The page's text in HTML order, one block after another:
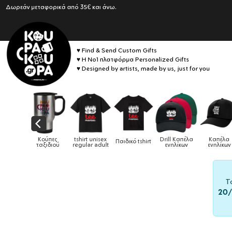
Δωρεάν μεταφορικά από 35€ και άνω.
♥ Find & Send Custom Gifts
♥ Η No1 πλατφόρμα Personalized Gifts
♥ Designed by artists, made by us, just for you
Κούπες
ταξιδιού
tshirt unisex
regular adult Παιδικό tshirt Drill Καπέλα
ενηλίκων
Καπέλα
ενηλίκων